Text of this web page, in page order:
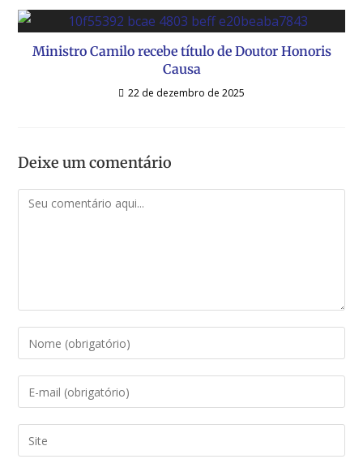
Ministro Camilo recebe título de Doutor Honoris
Causa
22 de dezembro de 2025
Deixe um comentário